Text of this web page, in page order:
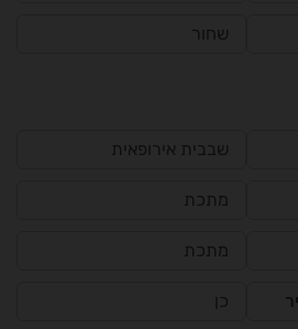
שחור
שבבית אירופאית
מתכת
מתכת
כן